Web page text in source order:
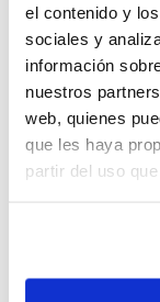
el contenido y
sociales y
información
nuestros
web, quienes
que les haya
partir del uso
¡Te
– Alicante.
– Valencia.
Con el